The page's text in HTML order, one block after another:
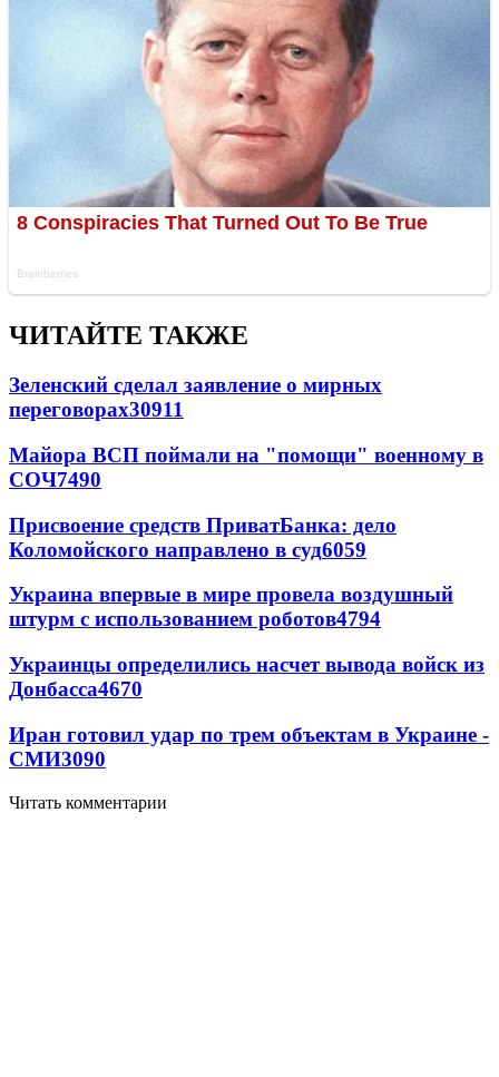
ЧИТАЙТЕ ТАКЖЕ
Зеленский сделал заявление о мирных
переговорах30911
Майора ВСП поймали на "помощи" военному в
СОЧ7490
Присвоение средств ПриватБанка: дело
Коломойского направлено в суд6059
Украина впервые в мире провела воздушный
штурм с использованием роботов4794
Украинцы определились насчет вывода войск из
Донбасса4670
Иран готовил удар по трем объектам в Украине -
СМИ3090
Читать комментарии